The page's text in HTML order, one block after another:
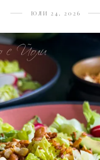
ЮЛИ 24, 2026